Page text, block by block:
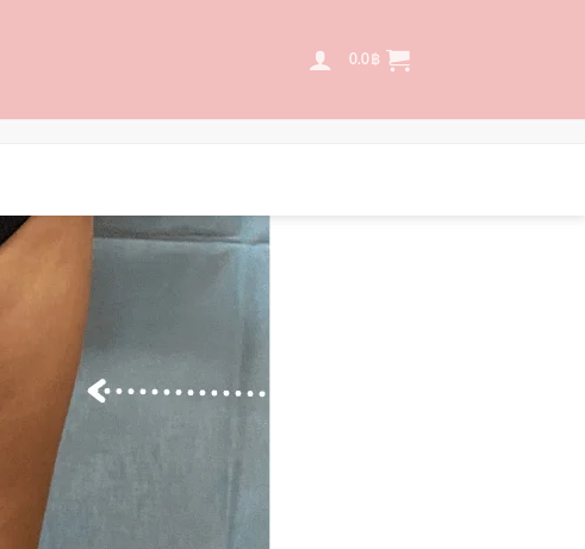
0.0 ฿